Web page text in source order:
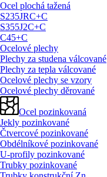
Ocel plochá tažená
S235JRC+C
S355J2C+C
C45+C
Ocelové plechy
Plechy za studena válcované
Plechy za tepla válcované
Ocelové plechy se vzory
Ocelové plechy děrované
Ocel pozinkovaná
Jekly pozinkované
Čtvercové pozinkované
Obdélníkové pozinkované
U-profily pozinkované
Trubky pozinkované